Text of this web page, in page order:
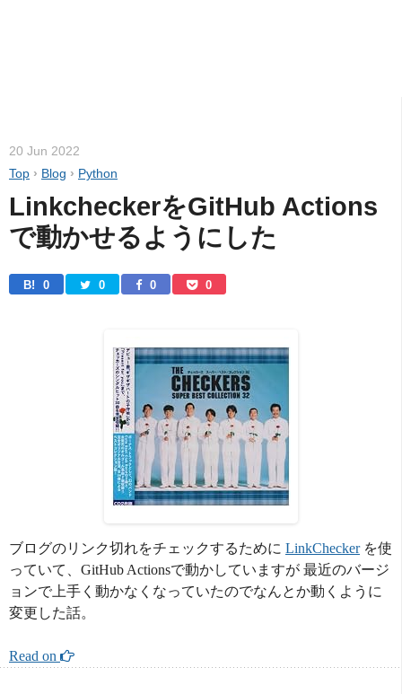
20 Jun 2022
Top › Blog › Python
LinkcheckerをGitHub Actions
で動かせるようにした
B! 0 0 0 0
ブログのリンク切れをチェックするために LinkCheckerを使
っていて、GitHub Actionsで動かしていますが 最近のバージ
ョンで上手く動かなくなっていたのでなんとか動くように
変更した話。
Read on